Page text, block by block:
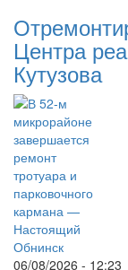
Центра
Кутузова
06/08/2026 - 12:23